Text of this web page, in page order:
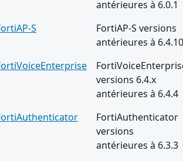
antérieures à 6.0.1
S
FortiAP-S versions
antérieures à 6.4.10
versions 6.4.x
antérieures à 6.4.4
FortiAuthenticator
versions
antérieures à 6.3.3